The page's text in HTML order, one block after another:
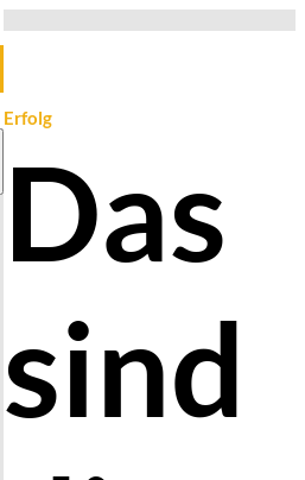
Erfolg
Das
sind